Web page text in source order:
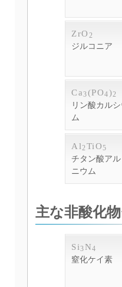
ZrO 2
ジルコニア
Ca3(PO4)2
リン酸カルシ
ム
Al 2 TiO5
チタン酸アル
ニウム
主な非酸化
Si3N4
窒化ケイ素